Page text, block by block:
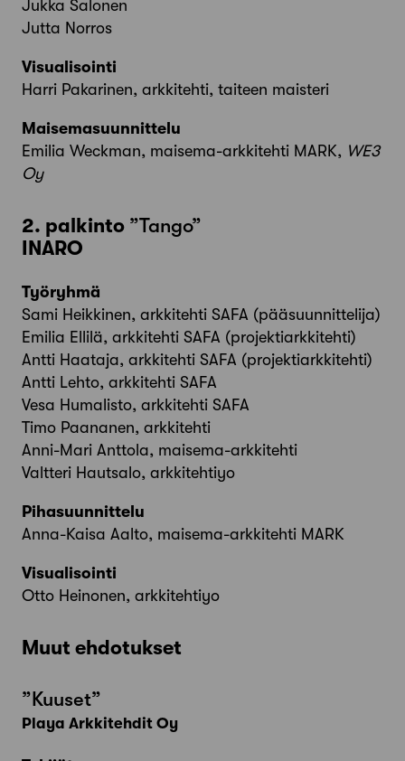
Jukka Salonen
Jutta Norros
Visualisointi
Harri Pakarinen, arkkitehti, taiteen maisteri
Maisemasuunnittelu
Emilia Weckman, maisema-arkkitehti MARK, WE3
Oy
2. palkinto ”Tango”
INARO
Työryhmä
Sami Heikkinen, arkkitehti SAFA (pääsuunnittelija)
Emilia Ellilä, arkkitehti SAFA (projektiarkkitehti)
Antti Haataja, arkkitehti SAFA (projektiarkkitehti)
Antti Lehto, arkkitehti SAFA
Vesa Humalisto, arkkitehti SAFA
Timo Paananen, arkkitehti
Anni-Mari Anttola, maisema-arkkitehti
Valtteri Hautsalo, arkkitehtiyo
Pihasuunnittelu
Anna-Kaisa Aalto, maisema-arkkitehti MARK
Visualisointi
Otto Heinonen, arkkitehtiyo
Muut ehdotukset
”Kuuset”
Playa Arkkitehdit Oy